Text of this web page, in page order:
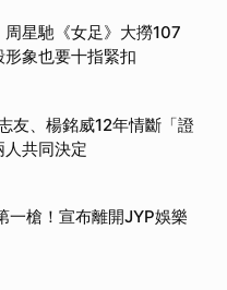
星馳《女足》大撈107
象也要十指緊扣
友、楊銘威12年情斷「證
共同決定
一槍！宣布離開JYP娛樂